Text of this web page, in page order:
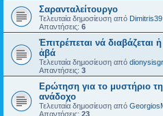
Σαρανταλείτουργο
Τελευταία δημοσίευση από Dimitris39
Απαντήσεις: 6
Ἐπιτρέπεται νά διαβάζεται
ἀβά
Τελευταία δημοσίευση από dionysisgr
Απαντήσεις: 3
Ερώτηση για το μυστήριο
ανάδοχο
Τελευταία δημοσίευση από
Απαντήσεις: 23